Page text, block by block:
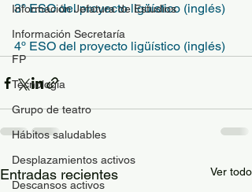
Información Jefatura de Estudios
Información Secretaría
FP
Tecnología
Grupo de teatro
Hábitos saludables
Desplazamientos activos
Descansos activos
3º ESO del proyecto ligüístico (inglés)
4º ESO del proyecto ligüístico (inglés)
Entradas recientes Ver todo